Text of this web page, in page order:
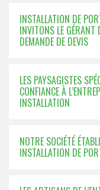
INSTALLATION DE
INVITONS LE GÉRANT
DEMANDE DE DEVIS
LES PAYSAGISTES
CONFIANCE À
INSTALLATION
NOTRE SOCIÉTÉ
INSTALLATION DE